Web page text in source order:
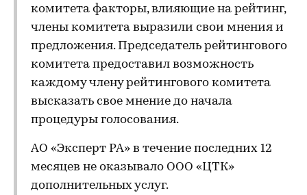
комитета факторы, влияющие на рейтинг,
члены комитета выразили свои мнения и
предложения. Председатель рейтингового
комитета предоставил возможность
каждому члену рейтингового комитета
высказать свое мнение до начала
процедуры голосования.
АО «Эксперт РА» в течение последних 12
месяцев не оказывало ООО «ЦТК»
дополнительных услуг.